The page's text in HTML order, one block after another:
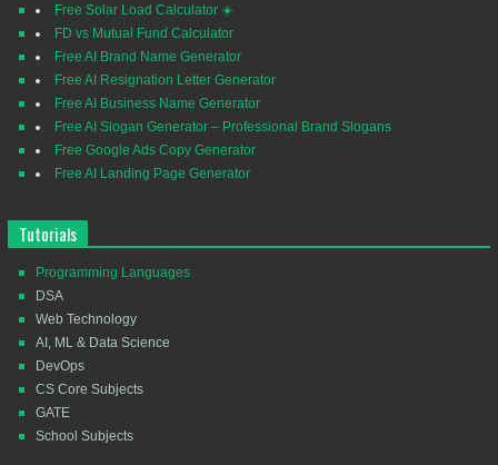
Free Solar Load Calculator ☀️
FD vs Mutual Fund Calculator
Free AI Brand Name Generator
Free AI Resignation Letter Generator
Free AI Business Name Generator
Free AI Slogan Generator – Professional Brand Slogans
Free Google Ads Copy Generator
Free AI Landing Page Generator
Tutorials
Programming Languages
DSA
Web Technology
AI, ML & Data Science
DevOps
CS Core Subjects
GATE
School Subjects